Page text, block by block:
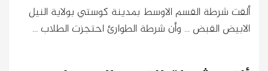
ألقت شرطة القسم الاوسط بمدينة كوستي بولاية النيل
الابيض القبض … وأن شرطة الطوارئ احتجزت الطلاب …